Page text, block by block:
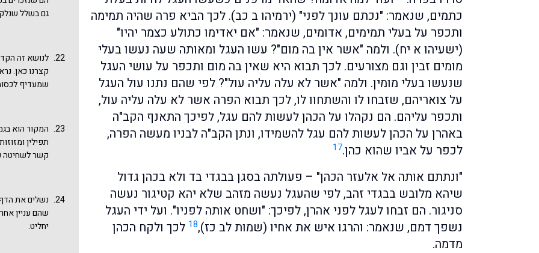
כתמים, שנאמר: "נכתם עונך לפני" (ירמיהו ב כב). לכך הביא פרה שהיה תמימה
ותכפר על בעלי תמימים, אדומים, שנאמר: "אם יאדימו כתולע כצמר יהיו"
(ישעיהו א יח). ולמה "אשר אין בה מום"? עשו העגל ומאותה שעה נעשו בעלי
מומים זבין וגם מצורעים. לכך תבוא היא שאין בה מום ותכפר על עושי העגל
שנעשו בעלי מומין. ולמה "אשר לא עלה עליה עול"? לפי שהם נתנו עול העגל
על צואריהם, שזבחו לו והשתחוו לו, לכך תבוא הפרה אשר לא עלה עליה עול,
ותכפר עליהם. הם נקהלו על הכהן לעשות להם עגל, לפיכך התאנף הקב"ה
באהרן על הכהן לעשות להם עגל להשמידו, ונתן הקב"ה לבניו מעשה הפרה,
לכפר על אביו שהוא כהן.17
"ונתתם אותה אל אלעזר הכהן" – פעולתה בסגן בבגדי בד ולא בכהן גדול
שיהא מלובש בבגדי זהב, לפי שהעגל נעשה מזהב שלא יהא קטיגור נעשה
סניגור. הם זבחו לעגל לפני אהרן, לפיכך: "ושחט אותה לפניו". ועל ידי העגל
נשפך דמם, שנאמר: והרגו איש את אחיו (שמות לב כז),18 לכך ולקח הכהן
מדמה.
מהכלל
מעין הליכה
בה? לפי שכל
מעיד על
ייעשה קטיגור
במסכת ראש
גדול שלובש
"אַל־תִּתְהַדַּר
(תהלים לו יב).
גם בשלל
כֹּל כְּלִי
מסבירה את
גוף האישה:
בית הרחם".
ומשם
לנושא זה
קצרנו כאן.
שמעדיף
לקשר עם
העובדה
"חטאנו,
המקור הוא
תפילין
קשר לשחיטה
הפרה ונקרא
כהלכה הן של
נשלים את
שהם עניין
יחליט.